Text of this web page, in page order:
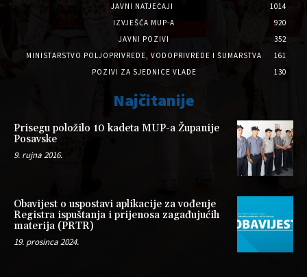
JAVNI NATJEČAJI
1014
IZVJEŠĆA MUP-A
920
JAVNI POZIVI
352
MINISTARSTVO POLJOPRIVREDE, VODOPRIVREDE I ŠUMARSTVA
161
POZIVI ZA SJEDNICE VLADE
130
Najčitanije
Prisegu položilo 10 kadeta MUP-a Županije
Posavske
9. rujna 2016.
Obavijest o uspostavi aplikacije za vođenje
Registra ispuštanja i prijenosa zagađujućih
materija (PRTR)
19. prosinca 2024.